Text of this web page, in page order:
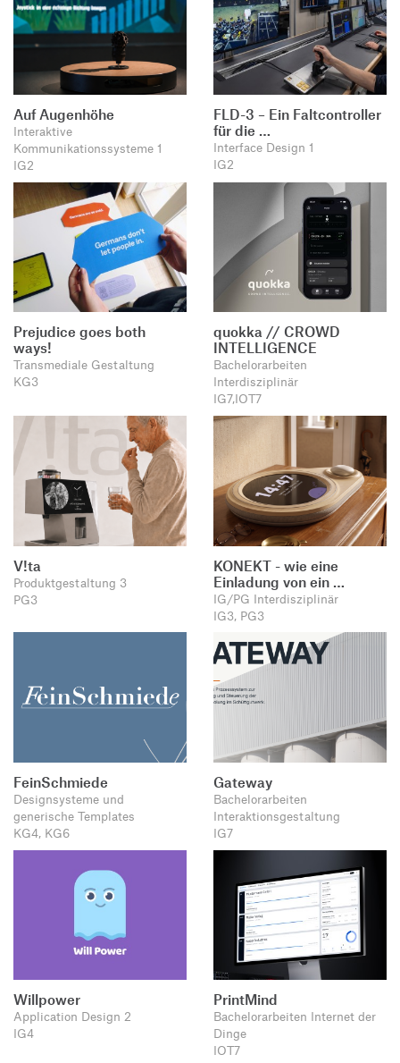
Auf Augenhöhe
Interaktive
Kommunikationssysteme 1
IG2
FLD-3 – Ein Faltcontroller
für die …
Interface Design 1
IG2
Prejudice goes both
ways!
Transmediale Gestaltung
KG3
quokka // CROWD
INTELLIGENCE
Bachelorarbeiten
Interdisziplinär
IG7,IOT7
V!ta
Produktgestaltung 3
PG3
KONEKT - wie eine
Einladung von ein …
IG/PG Interdisziplinär
IG3, PG3
FeinSchmiede
Designsysteme und
generische Templates
KG4, KG6
Gateway
Bachelorarbeiten
Interaktionsgestaltung
IG7
Willpower
Application Design 2
IG4
PrintMind
Bachelorarbeiten Internet der
Dinge
IOT7